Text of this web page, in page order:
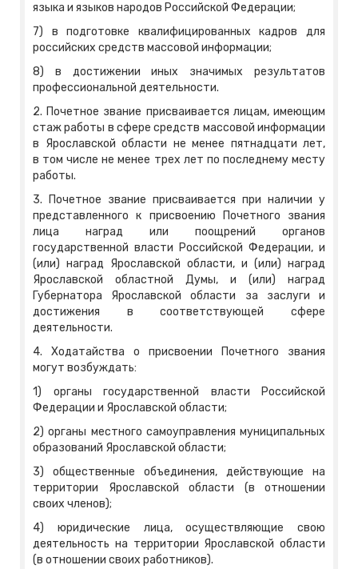
языка и языков народов Российской Федерации;
7) в подготовке квалифицированных кадров для
российских средств массовой информации;
8) в достижении иных значимых результатов
профессиональной деятельности.
2. Почетное звание присваивается лицам, имеющим
стаж работы в сфере средств массовой информации
в Ярославской области не менее пятнадцати лет,
в том числе не менее трех лет по последнему месту
работы.
3. Почетное звание присваивается при наличии у
представленного к присвоению Почетного звания
лица наград или поощрений органов
государственной власти Российской Федерации, и
(или) наград Ярославской области, и (или) наград
Ярославской областной Думы, и (или) наград
Губернатора Ярославской области за заслуги и
достижения в соответствующей сфере
деятельности.
4. Ходатайства о присвоении Почетного звания
могут возбуждать:
1) органы государственной власти Российской
Федерации и Ярославской области;
2) органы местного самоуправления муниципальных
образований Ярославской области;
3) общественные объединения, действующие на
территории Ярославской области (в отношении
своих членов);
4) юридические лица, осуществляющие свою
деятельность на территории Ярославской области
(в отношении своих работников).